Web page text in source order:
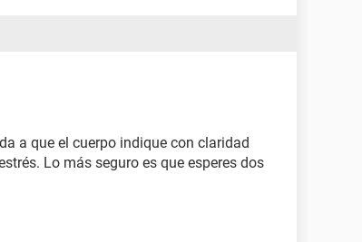
a que el cuerpo indique con claridad
Lo más seguro es que esperes dos